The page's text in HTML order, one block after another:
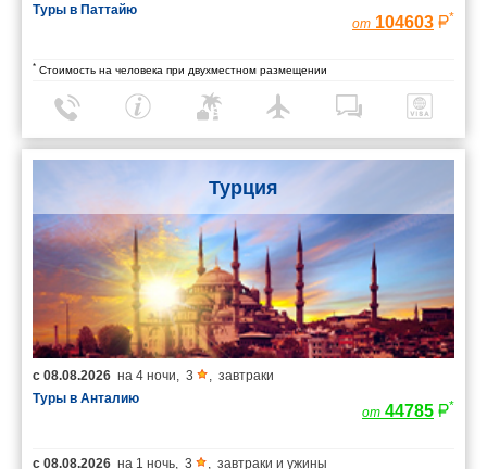
Туры в Паттайю
от 104603 *
* Стоимость на человека при двухместном размещении
Турция
с 08.08.2026 на 4 ночи, 3 , завтраки
Туры в Анталию
от 44785 *
с 08.08.2026 на 1 ночь, 3 , завтраки и ужины